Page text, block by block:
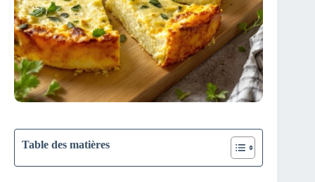
Table des matières